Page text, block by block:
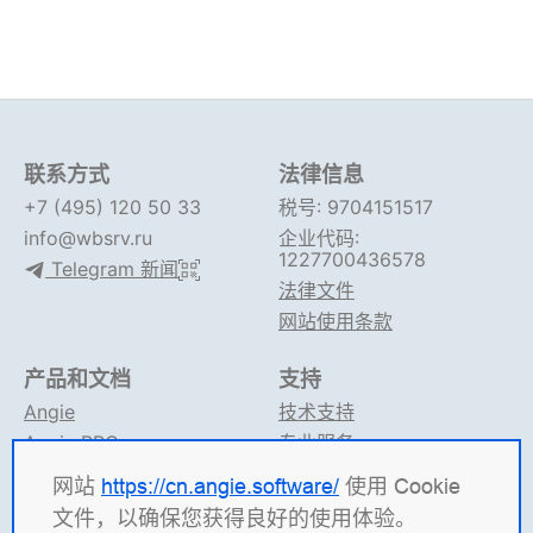
网站 https://cn.angie.software/ 使用 Cookie
文件，以确保您获得良好的使用体验。
联系方式
+7 (495) 120 50 33
info@wbsrv.ru
Telegram 新闻
法律信息
税号: 9704151517
企业代码:
1227700436578
法律文件
网站使用条款
产品和文档
Angie
Angie PRO
ANIC
Angie 文档
支持
技术支持
专业服务
论坛
Telegram 支持